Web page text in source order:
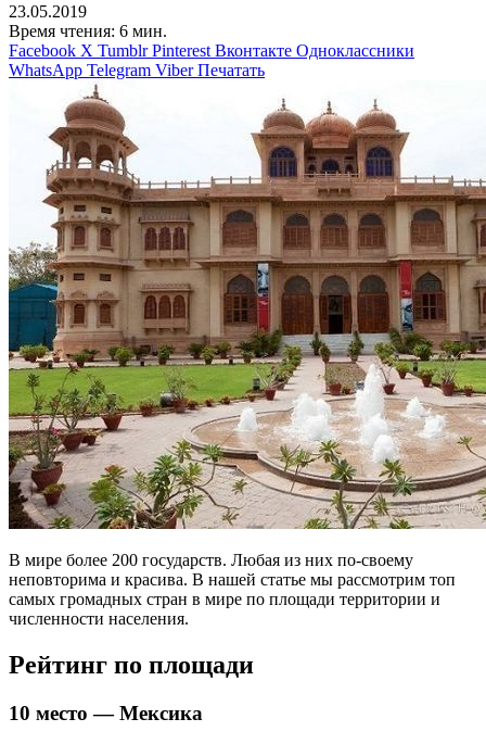
23.05.2019
Время чтения: 6 мин.
Facebook X Tumblr Pinterest Вконтакте Одноклассники
WhatsApp Telegram Viber Печатать
В мире более 200 государств. Любая из них по-своему
неповторима и красива. В нашей статье мы рассмотрим топ
самых громадных стран в мире по площади территории и
численности населения.
Рейтинг по площади
10 место — Мексика